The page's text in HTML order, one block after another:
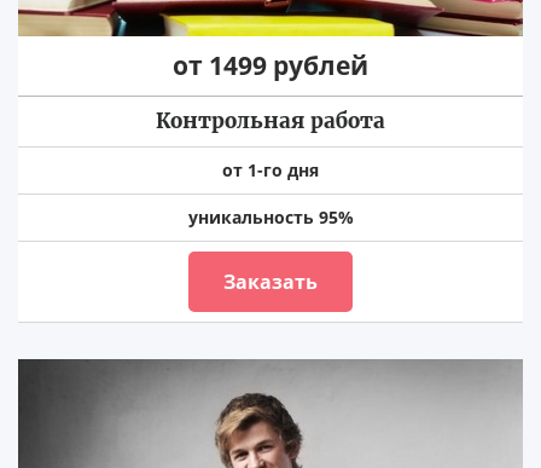
от 1499 рублей
Контрольная работа
от 1-го дня
уникальность 95%
Заказать